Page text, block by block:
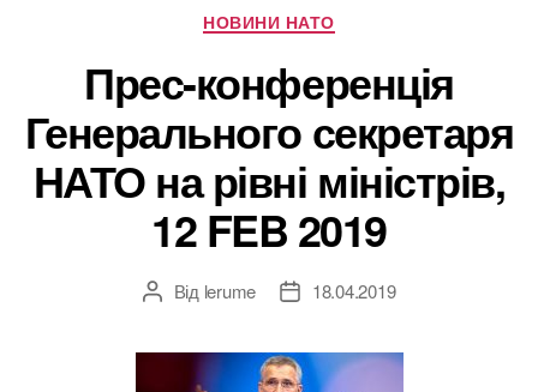
Новини
про
НАТО
в
Україні
Категорії
НОВИНИ НАТО
Прес-конференція
Генерального секретаря
НАТО на рівні міністрів,
12 FEB 2019
Автор
Від lerume
Дата18.04.2019